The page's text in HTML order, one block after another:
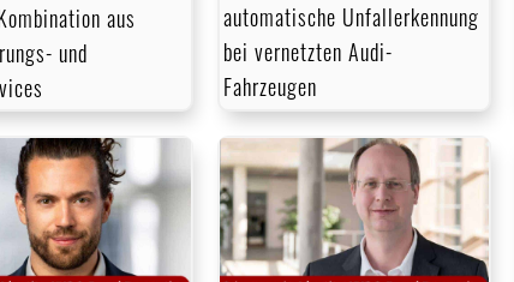
aus
und
automatische Unfallerkennung
bei vernetzten Audi-
Fahrzeugen